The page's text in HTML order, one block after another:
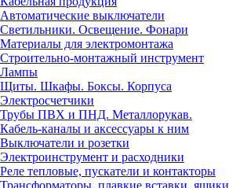
Автоматические выключатели
Светильники. Освещение. Фонари
Материалы для электромонтажа
Строительно-монтажный инструмент
Лампы
Щиты. Шкафы. Боксы. Корпуса
Электросчетчики
Трубы ПВХ и ПНД. Металлорукав.
Кабель-каналы и аксессуары к ним
Выключатели и розетки
Электроинструмент и расходники
Реле тепловые, пускатели и контакторы
Трансформаторы, плавкие вставки, ящики